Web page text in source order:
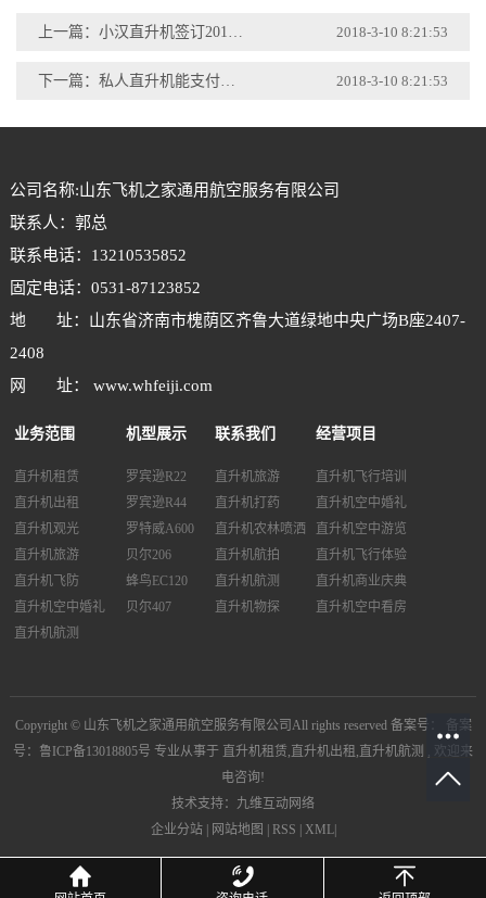
上一篇：小汉直升机签订2018年首场直升机婚礼合同将在过年期间举行 2018-3-10 8:21:53
下一篇：私人直升机能支付宝扫码了 2018-3-10 8:21:53
公司名称:山东飞机之家通用航空服务有限公司
联系人：郭总
联系电话：13210535852
固定电话：0531-87123852
地 址：山东省济南市槐荫区齐鲁大道绿地中央广场B座2407-
2408
网 址： www.whfeiji.com
业务范围
直升机租赁
直升机出租
直升机观光
直升机旅游
直升机飞防
直升机空中婚礼
直升机航测
机型展示
罗宾逊R22
罗宾逊R44
罗特威A600
贝尔206
蜂鸟EC120
贝尔407
联系我们
直升机旅游
直升机打药
直升机农林喷洒
直升机航拍
直升机航测
直升机物探
经营项目
直升机飞行培训
直升机空中婚礼
直升机空中游览
直升机飞行体验
直升机商业庆典
直升机空中看房
Copyright © 山东飞机之家通用航空服务有限公司All rights reserved 备案号：
备案
号：鲁ICP备13018805号 专业从事于 直升机租赁 直升机出租 直升机航测
, 欢迎来
电咨询!
技术支持：九维互动网络
企业分站| 网站地图 | RSS | XML|